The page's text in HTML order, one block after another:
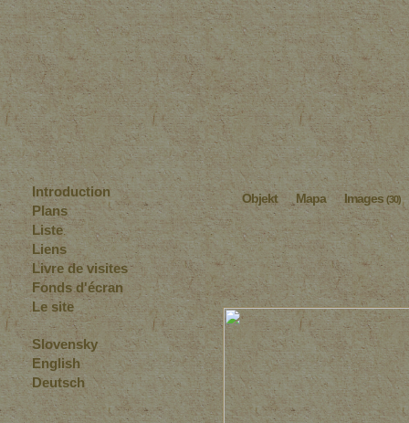
Objekt Mapa Images (30)
Introduction
Plans
Liste
Liens
Livre de visites
Fonds d'écran
Le site
Slovensky
English
Deutsch